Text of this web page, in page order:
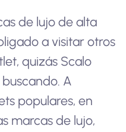
de lujo de alta
a visitar otros
quizás Scalo
A
populares, en
marcas de lujo,